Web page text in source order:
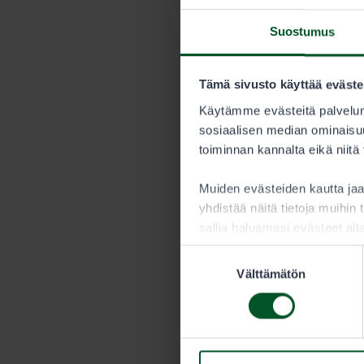
Suostumus
Tämä sivusto käyttää
Käytämme evästeitä
sosiaalisen median
toiminnan kannalta eikä
Muiden evästeiden kautta
yhdistää näitä tietoja muihin
sallia haluamasi evästeet
Välttämätön